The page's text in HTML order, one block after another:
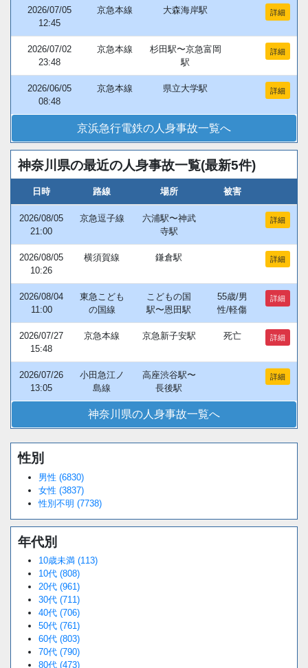
2026/07/05
12:45
京急本線 大森海岸駅 詳細
2026/07/02
23:48
京急本線
杉田駅〜京急富岡
駅
詳細
2026/06/05
08:48
京急本線 県立大学駅 詳細
京浜急行電鉄の人身事故一覧へ
神奈川県の最近の人身事故一覧(最新5件)
日時 路線 場所 被害
2026/08/05
21:00
京急逗子線
六浦駅〜神武
寺駅
詳細
2026/08/05
10:26
横須賀線 鎌倉駅 詳細
2026/08/04
11:00
東急こども
の国線
こどもの国
駅〜恩田駅
55歳/男
性/軽傷
詳細
2026/07/27
15:48
京急本線 京急新子安駅 死亡 詳細
2026/07/26
13:05
小田急江ノ
島線
高座渋谷駅〜
長後駅
詳細
神奈川県の人身事故一覧へ
Unmute
性別
男性 (6830)
女性 (3837)
性別不明 (7738)
年代別
10歳未満 (113)
10代 (808)
20代 (961)
30代 (711)
40代 (706)
50代 (761)
60代 (803)
70代 (790)
80代 (473)